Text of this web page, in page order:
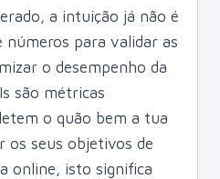
a intuição já não é
números para validar as
o desempenho da
são métricas
o quão bem a tua
os seus objetivos de
online, isto significa